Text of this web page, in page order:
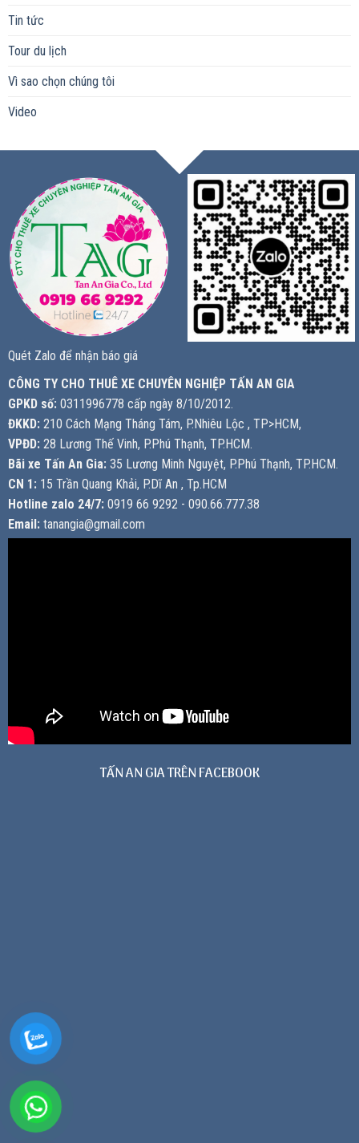
Tin tức
Tour du lịch
Vì sao chọn chúng tôi
Video
Quét Zalo để nhận báo giá
CÔNG TY CHO THUÊ XE CHUYÊN NGHIỆP TẤN AN GIA
GPKD số: 0311996778 cấp ngày 8/10/2012.
ĐKKD: 210 Cách Mạng Tháng Tám, P.Nhiêu Lộc , TP>HCM,
VPĐD: 28 Lương Thế Vinh, P.Phú Thạnh, TP.HCM.
Bãi xe Tấn An Gia: 35 Lương Minh Nguyệt, P.Phú Thạnh, TP.HCM.
CN 1: 15 Trần Quang Khải, P.Dĩ An , Tp.HCM
Hotline zalo 24/7: 0919 66 9292 - 090.66.777.38
Email: tanangia@gmail.com
TẤN AN GIA TRÊN FACEBOOK